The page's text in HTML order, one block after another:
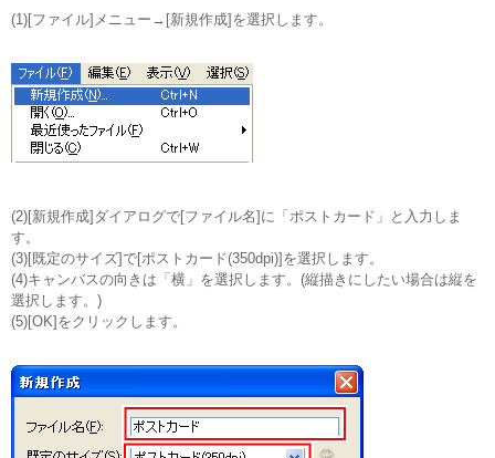
(1)[ファイル]メニュー→[新規作成]を選択します。
(2)[新規作成]ダイアログで[ファイル名]に「ポストカード」と入力しま
す。
(3)[既定のサイズ]で[ポストカード(350dpi)]を選択します。
(4)キャンバスの向きは「横」を選択します。(縦描きにしたい場合は縦を
選択します。)
(5)[OK]をクリックします。